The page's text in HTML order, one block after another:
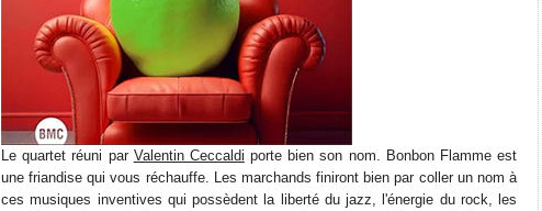
Le quartet réuni par Valentin Ceccaldi porte bien son nom. Bonbon Flamme est
une friandise qui vous réchauffe. Les marchands finiront bien par coller un nom à
ces musiques inventives qui possèdent la liberté du jazz, l'énergie du rock, les